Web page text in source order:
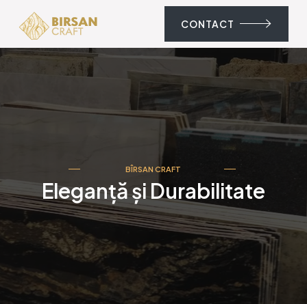
CONTACT
BÎRSAN CRAFT
Eleganță și Durabilitate